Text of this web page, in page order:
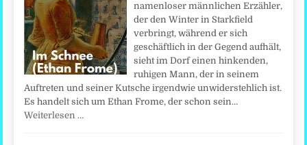
namenloser männlichen Erzähler,
der den Winter in Starkfield
verbringt, während er sich
geschäftlich in der Gegend aufhält,
sieht im Dorf einen hinkenden,
ruhigen Mann, der in seinem
Auftreten und seiner Kutsche irgendwie unwiderstehlich ist.
Es handelt sich um Ethan Frome, der schon sein…
Weiterlesen …